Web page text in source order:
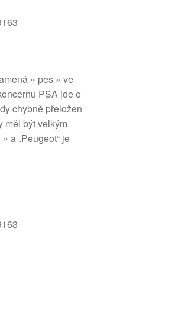
« pes » ve
PSA jde o
chybně přeložen
měl být velkým
a „Peugeot“ je